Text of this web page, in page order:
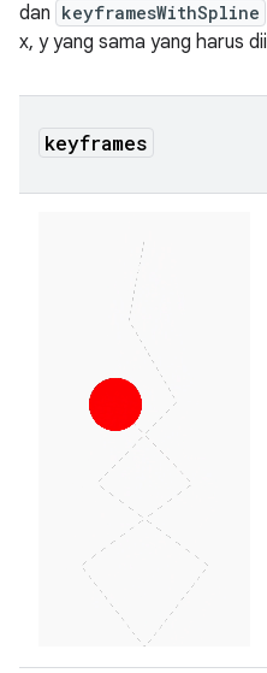
dan keyframesWithSpline
x, y yang sama yang harus
keyframes